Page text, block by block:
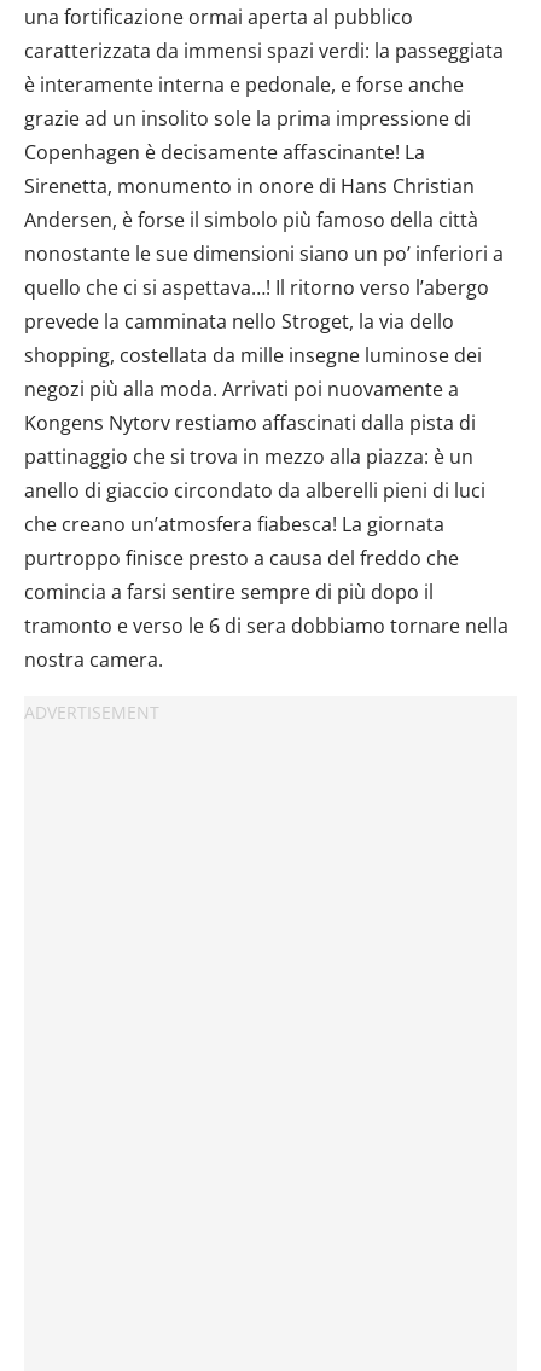
una fortificazione ormai aperta al pubblico
caratterizzata da immensi spazi verdi: la passeggiata
è interamente interna e pedonale, e forse anche
grazie ad un insolito sole la prima impressione di
Copenhagen è decisamente affascinante! La
Sirenetta, monumento in onore di Hans Christian
Andersen, è forse il simbolo più famoso della città
nonostante le sue dimensioni siano un po’ inferiori a
quello che ci si aspettava…! Il ritorno verso l’abergo
prevede la camminata nello Stroget, la via dello
shopping, costellata da mille insegne luminose dei
negozi più alla moda. Arrivati poi nuovamente a
Kongens Nytorv restiamo affascinati dalla pista di
pattinaggio che si trova in mezzo alla piazza: è un
anello di giaccio circondato da alberelli pieni di luci
che creano un’atmosfera fiabesca! La giornata
purtroppo finisce presto a causa del freddo che
comincia a farsi sentire sempre di più dopo il
tramonto e verso le 6 di sera dobbiamo tornare nella
nostra camera.